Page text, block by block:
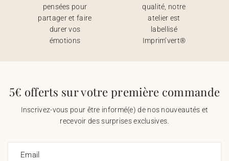
pensées pour
partager et faire
durer vos
émotions
qualité, notre
atelier est
labellisé
Imprim’vert®
5€ offerts sur votre première commande
Inscrivez-vous pour être informé(e) de nos nouveautés et
recevoir des surprises exclusives.
Email